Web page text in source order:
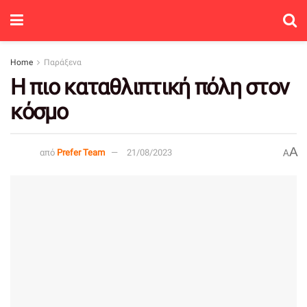
Home Παράξενα
Η πιο καταθλιπτική πόλη στον
κόσμο
από Prefer Team 21/08/2023 AA